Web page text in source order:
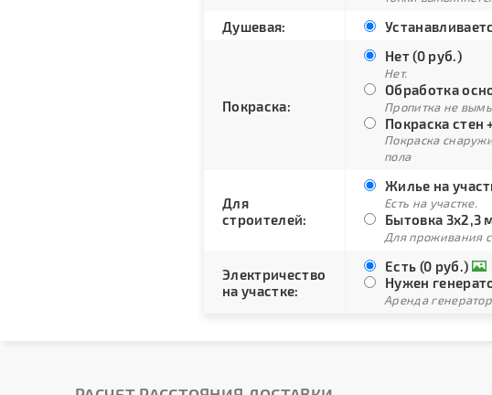
Душевая:
Покраска:
Нет (0 руб.)
Нет.
Обработка
Пропитка не
Покраска стен
Покраска
пола
Для
строителей:
Жилье на
Есть на участке.
Бытовка 3х2,3
Для проживания
Электричество
на участке:
Есть (0 руб.)
Нужен
Аренда